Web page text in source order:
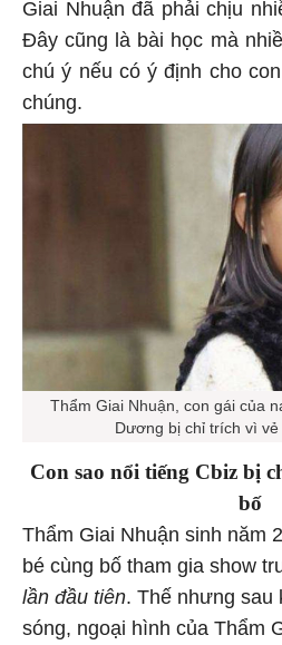
Giai Nhuận đã phải chịu
Đây cũng là bài học mà
chú ý nếu có ý định cho
chúng.
Thẩm Giai Nhuận, con gái của
Dương bị chỉ trích vì
Con sao nổi tiếng Cbiz bị
bố
Thẩm Giai Nhuận sinh năm
bé cùng bố tham gia show
lần đầu tiên. Thế nhưng sau
sóng, ngoại hình của Thẩm